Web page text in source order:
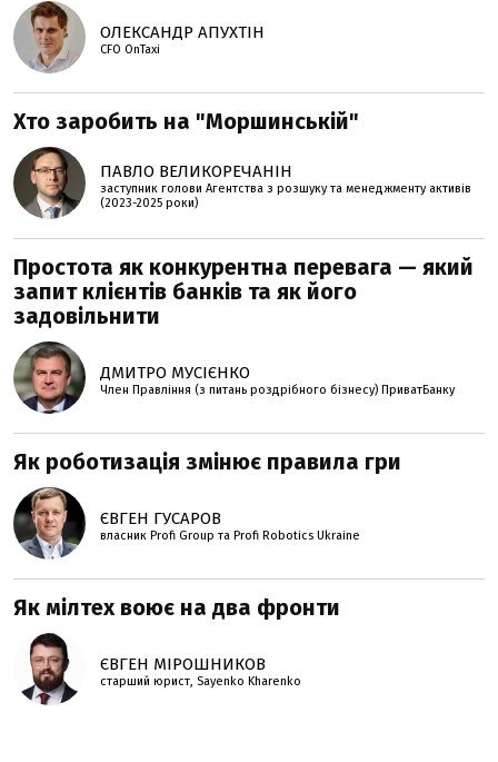
ОЛЕКСАНДР АПУХТІН
CFO OnTaxi
Хто заробить на "Моршинській"
ПАВЛО ВЕЛИКОРЕЧАНІН
заступник голови Агентства з розшуку та менеджменту активів
(2023-2025 роки)
Простота як конкурентна перевага — який
запит клієнтів банків та як його
задовільнити
ДМИТРО МУСІЄНКО
Член Правління (з питань роздрібного бізнесу) ПриватБанку
Як роботизація змінює правила гри
ЄВГЕН ГУСАРОВ
власник Profi Group та Profi Robotics Ukraine
Як мілтех воює на два фронти
ЄВГЕН МІРОШНИКОВ
старший юрист, Sayenko Kharenko